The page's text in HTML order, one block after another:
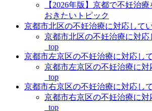
【2026年版】京都で不妊治
おきたいトピック
京都市北区の不妊治療に対応して
京都市北区の不妊治療に対応
_top
京都市左京区の不妊治療に対応し
京都市左京区の不妊治療に
_top
京都市右京区の不妊治療に対応し
京都市右京区の不妊治療に
_top